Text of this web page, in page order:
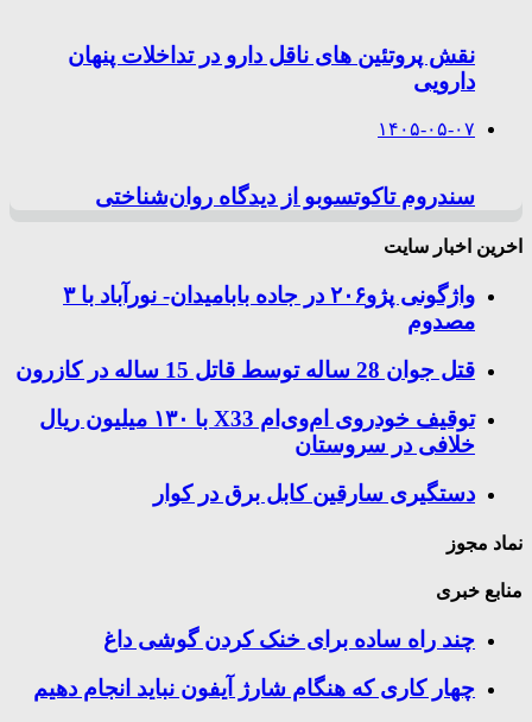
نقش پروتئین های ناقل دارو در تداخلات پنهان
دارویی
۱۴۰۵-۰۵-۰۷
سندروم تاکوتسوبو از دیدگاه روان‌شناختی
اخرین اخبار سایت
واژگونی پژو۲۰۶ در جاده بابامیدان- نورآباد با ۳
مصدوم
قتل جوان 28 ساله توسط قاتل 15 ساله در کازرون
توقیف خودروی ام‌وی‌ام X33 با ۱۳۰ میلیون ریال
خلافی در سروستان
دستگیری سارقین کابل برق در کوار
نماد مجوز
منابع خبری
چند راه‌ ساده برای خنک کردن گوشی داغ
چهار کاری که هنگام شارژ آیفون نباید انجام دهیم